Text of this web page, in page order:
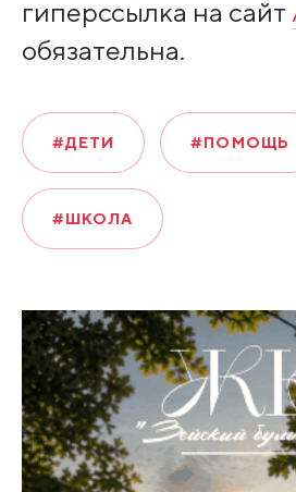
гиперссылка на сайт
обязательна.
#ДЕТИ #ПОМОЩЬ
#ШКОЛА